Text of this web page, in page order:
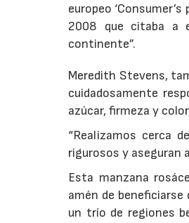
europeo
2008 que citaba a
continente”.
Meredith Stevens,
cuidadosamente
azúcar, firmeza y
“Realizamos cerca
rigurosos y aseguran
Esta manzana
amén de
un trío de regiones